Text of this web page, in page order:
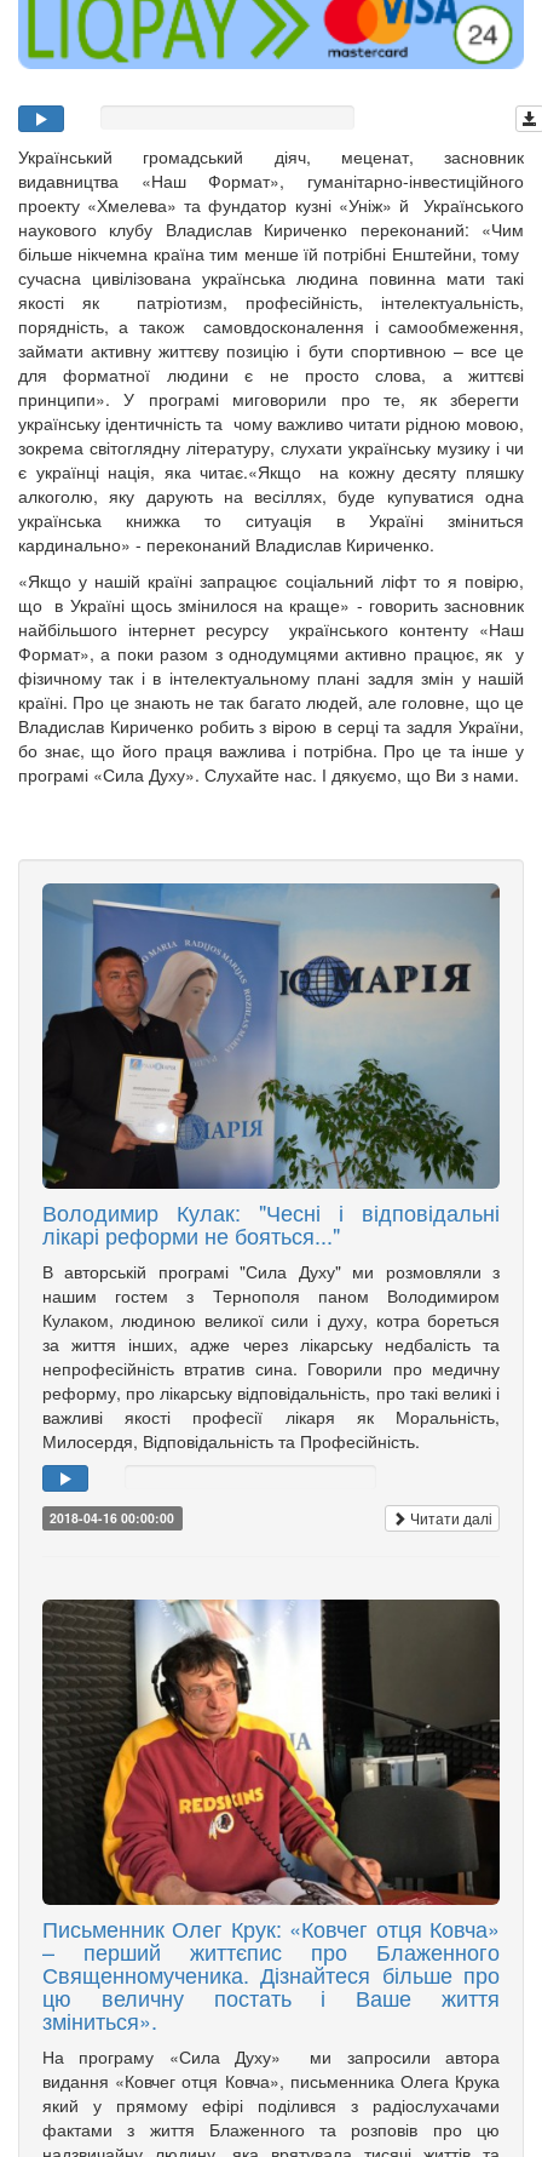
Український громадський діяч, меценат, засновник
видавництва «Наш Формат», гуманітарно-інвестиційного
проекту «Хмелева» та фундатор кузні «Уніж» й Українського
наукового клубу Владислав Кириченко переконаний: «Чим
більше нікчемна країна тим менше їй потрібні Енштейни, тому
сучасна цивілізована українська людина повинна мати такі
якості як патріотизм, професійність, інтелектуальність,
порядність, а також самовдосконалення і самообмеження,
займати активну життєву позицію і бути спортивною – все це
для форматної людини є не просто слова, а життєві
принципи». У програмі миговорили про те, як зберегти
українську ідентичність та чому важливо читати рідною мовою,
зокрема світоглядну літературу, слухати українську музику і чи
є українці нація, яка читає.«Якщо на кожну десяту пляшку
алкоголю, яку дарують на весіллях, буде купуватися одна
українська книжка то ситуація в Україні зміниться
кардинально» - переконаний Владислав Кириченко.
«Якщо у нашій країні запрацює соціальний ліфт то я повірю,
що в Україні щось змінилося на краще» - говорить засновник
найбільшого інтернет ресурсу українського контенту «Наш
Формат», а поки разом з однодумцями активно працює, як у
фізичному так і в інтелектуальному плані задля змін у нашій
країні. Про це знають не так багато людей, але головне, що це
Владислав Кириченко робить з вірою в серці та задля України,
бо знає, що його праця важлива і потрібна. Про це та інше у
програмі «Сила Духу». Слухайте нас. І дякуємо, що Ви з нами.
Володимир Кулак: "Чесні і відповідальні
лікарі реформи не бояться..."
В авторській програмі "Сила Духу" ми розмовляли з
нашим гостем з Тернополя паном Володимиром
Кулаком, людиною великої сили і духу, котра бореться
за життя інших, адже через лікарську недбалість та
непрофесійність втратив сина. Говорили про медичну
реформу, про лікарську відповідальність, про такі великі і
важливі якості професії лікаря як Моральність,
Милосердя, Відповідальність та Професійність.
2018-04-16 00:00:00 Читати далі
Письменник Олег Крук: «Ковчег отця Ковча»
– перший життєпис про Блаженного
Священномученика. Дізнайтеся більше про
цю величну постать і Ваше життя
зміниться».
На програму «Сила Духу» ми запросили автора
видання «Ковчег отця Ковча», письменника Олега Крука
який у прямому ефірі поділився з радіослухачами
фактами з життя Блаженного та розповів про цю